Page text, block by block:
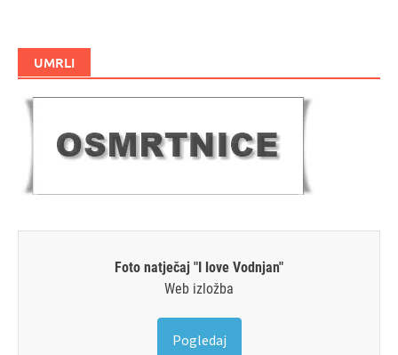
UMRLI
Foto natječaj "I love Vodnjan"
Web izložba
Pogledaj